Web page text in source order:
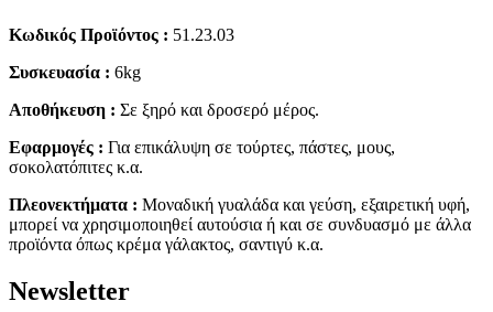
Κωδικός Προϊόντος : 51.23.03
Συσκευασία : 6kg
Αποθήκευση : Σε ξηρό και δροσερό μέρος.
Εφαρμογές : Για επικάλυψη σε τούρτες, πάστες, μους,
σοκολατόπιτες κ.α.
Πλεονεκτήματα : Μοναδική γυαλάδα και γεύση, εξαιρετική υφή,
μπορεί να χρησιμοποιηθεί αυτούσια ή και σε συνδυασμό με άλλα
προϊόντα όπως κρέμα γάλακτος, σαντιγύ κ.α.
Νewsletter